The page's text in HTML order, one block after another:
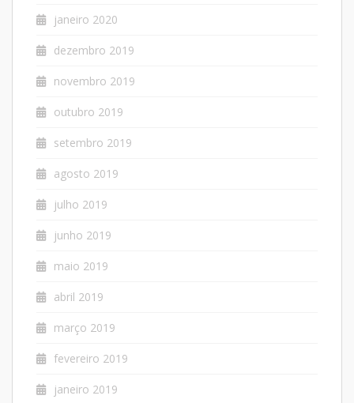
janeiro 2020
dezembro 2019
novembro 2019
outubro 2019
setembro 2019
agosto 2019
julho 2019
junho 2019
maio 2019
abril 2019
março 2019
fevereiro 2019
janeiro 2019